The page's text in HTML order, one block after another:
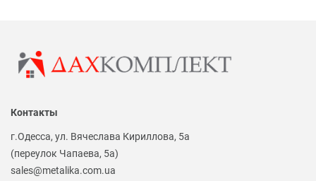
Контакты
г.Одесса, ул. Вячеслава Кириллова, 5а
(переулок Чапаева, 5а)
sales@metalika.com.ua